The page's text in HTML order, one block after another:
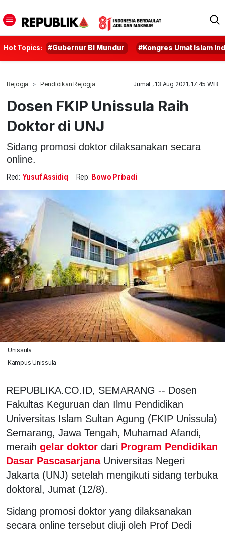
Hot Topics: #Gubernur BI Mundur #Kongres Umat Islam
Rejogja Pendidikan Rejogja Jumat , 13 Aug 2021, 17:45 WIB
Dosen FKIP Unissula Raih
Doktor di UNJ
Sidang promosi doktor dilaksanakan secara
online.
Red: Yusuf Assidiq Rep: Bowo Pribadi
Unissula
Kampus Unissula
REPUBLIKA.CO.ID, SEMARANG -- Dosen
Fakultas Keguruan dan Ilmu Pendidikan
Universitas Islam Sultan Agung (FKIP Unissula)
Semarang, Jawa Tengah, Muhamad Afandi,
meraih gelar doktor dari Program Pendidikan
Dasar Pascasarjana Universitas Negeri
Jakarta (UNJ) setelah mengikuti sidang terbuka
doktoral, Jumat (12/8).
Sidang promosi doktor yang dilaksanakan
secara online tersebut diuji oleh Prof Dedi